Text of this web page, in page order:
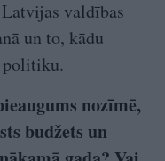
valdības
un to, kādu
politiku.
nozīmē,
budžets un